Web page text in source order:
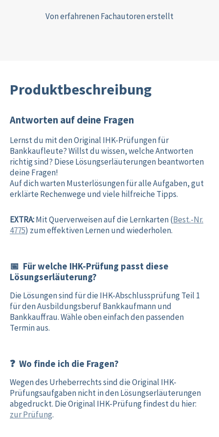
Von erfahrenen Fachautoren erstellt
Produktbeschreibung
Antworten auf deine Fragen
Lernst du mit den Original IHK-Prüfungen für
Bankkaufleute? Willst du wissen, welche Antworten
richtig sind? Diese Lösungserläuterungen beantworten
deine Fragen!
Auf dich warten Musterlösungen für alle Aufgaben, gut
erklärte Rechenwege und viele hilfreiche Tipps.
EXTRA:Mit Querverweisen auf die Lernkarten (Best.-Nr.
4775) zum effektiven Lernen und wiederholen.
📅 Für welche IHK-Prüfung passt diese
Lösungserläuterung?
Die Lösungen sind für die IHK-Abschlussprüfung Teil 1
für den Ausbildungsberuf Bankkaufmann und
Bankkauffrau. Wähle oben einfach den passenden
Termin aus.
❓ Wo finde ich die Fragen?
Wegen des Urheberrechts sind die Original IHK-
Prüfungsaufgaben nicht in den Lösungserläuterungen
abgedruckt. Die Original IHK-Prüfung findest du hier:
zur Prüfung.